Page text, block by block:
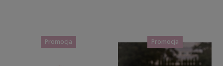
Promocja Promocja